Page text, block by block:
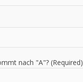
nach "A"? (Required)